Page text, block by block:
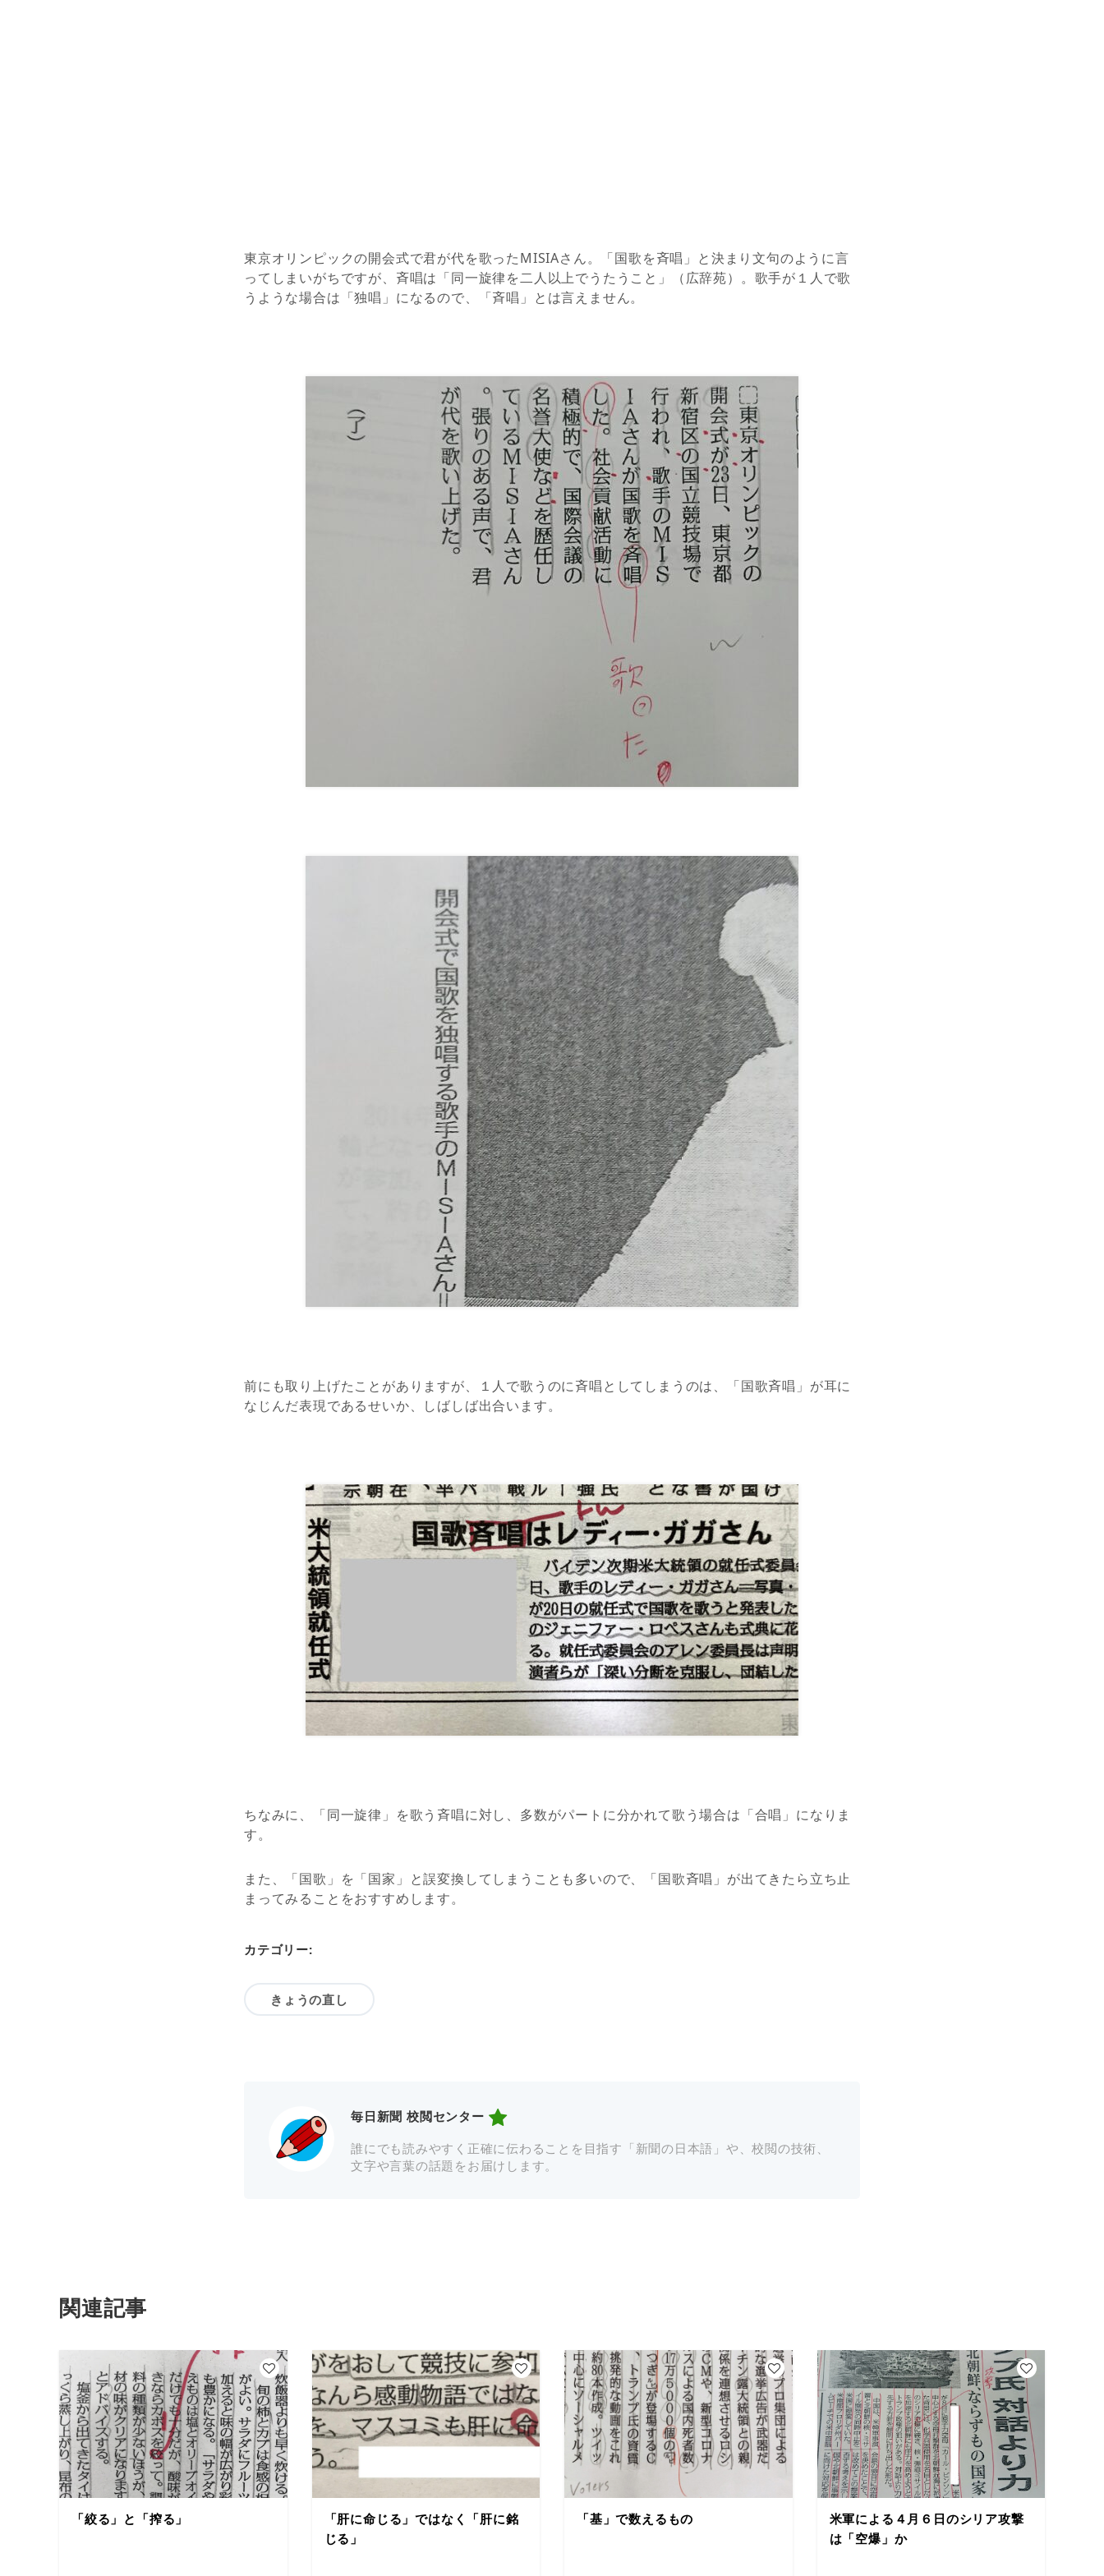
東京オリンピックの開会式で君が代を歌ったMISIAさん。「国歌を斉唱」と決まり文句のように言
ってしまいがちですが、斉唱は「同一旋律を二人以上でうたうこと」（広辞苑）。歌手が１人で歌
うような場合は「独唱」になるので、「斉唱」とは言えません。
前にも取り上げたことがありますが、１人で歌うのに斉唱としてしまうのは、「国歌斉唱」が耳に
なじんだ表現であるせいか、しばしば出合います。
ちなみに、「同一旋律」を歌う斉唱に対し、多数がパートに分かれて歌う場合は「合唱」になりま
す。
また、「国歌」を「国家」と誤変換してしまうことも多いので、「国歌斉唱」が出てきたら立ち止
まってみることをおすすめします。
カテゴリー:
きょうの直し
毎日新聞 校閲センター
誰にでも読みやすく正確に伝わることを目指す「新聞の日本語」や、校閲の技術、
文字や言葉の話題をお届けします。
関連記事
「絞る」と「搾る」
「肝に命じる」ではなく「肝に銘
じる」
「基」で数えるもの
米軍による４月６日のシリア攻撃
は「空爆」か